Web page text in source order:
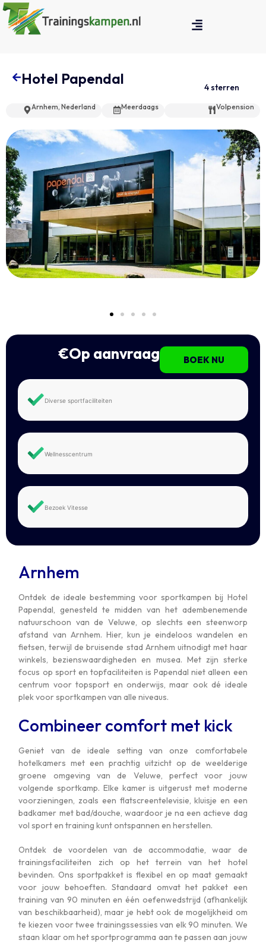
Hotel Papendal 4 sterren
Arnhem, Nederland Meerdaags Volpension
BOEK NU
€Op aanvraag
Diverse sportfaciliteiten
Wellnesscentrum
Bezoek Vitesse
Arnhem
Ontdek de ideale bestemming voor sportkampen bij Hotel
Papendal, genesteld te midden van het adembenemende
natuurschoon van de Veluwe, op slechts een steenworp
afstand van Arnhem. Hier, kun je eindeloos wandelen en
fietsen, terwijl de bruisende stad Arnhem uitnodigt met haar
winkels, bezienswaardigheden en musea. Met zijn sterke
focus op sport en topfaciliteiten is Papendal niet alleen een
centrum voor topsport en onderwijs, maar ook dé ideale
plek voor sportkampen van alle niveaus.
Combineer comfort met kick
Geniet van de ideale setting van onze comfortabele
hotelkamers met een prachtig uitzicht op de weelderige
groene omgeving van de Veluwe, perfect voor jouw
volgende sportkamp. Elke kamer is uitgerust met moderne
voorzieningen, zoals een flatscreentelevisie, kluisje en een
badkamer met bad/douche, waardoor je na een actieve dag
vol sport en training kunt ontspannen en herstellen.
Ontdek de voordelen van de accommodatie, waar de
trainingsfaciliteiten zich op het terrein van het hotel
bevinden. Ons sportpakket is flexibel en op maat gemaakt
voor jouw behoeften. Standaard omvat het pakket een
training van 90 minuten en één oefenwedstrijd (afhankelijk
van beschikbaarheid), maar je hebt ook de mogelijkheid om
te kiezen voor twee trainingssessies van elk 90 minuten. We
staan ​​klaar om het sportprogramma aan te passen aan jouw